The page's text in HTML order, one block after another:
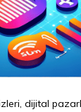
dijital